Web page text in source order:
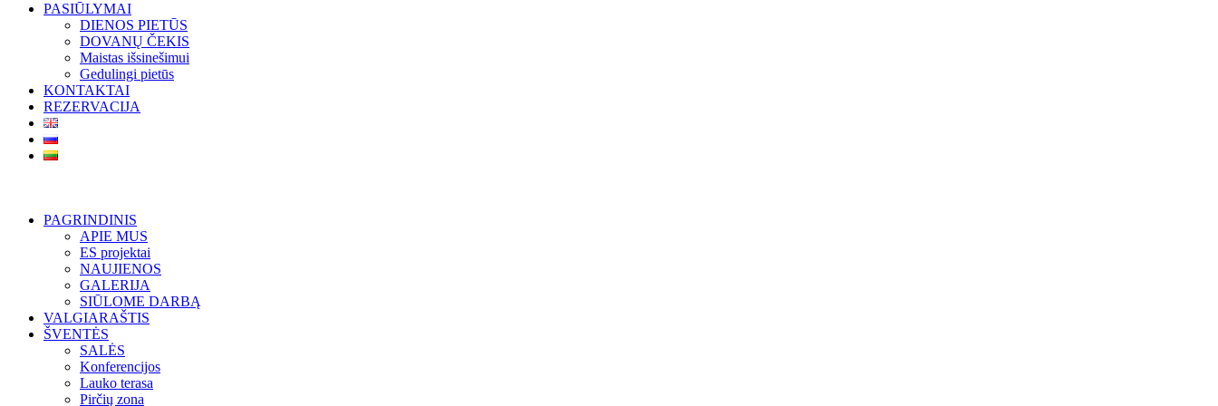
PASIŪLYMAI
DIENOS PIETŪS
DOVANŲ ČEKIS
Maistas išsinešimui
Gedulingi pietūs
KONTAKTAI
REZERVACIJA
PAGRINDINIS
APIE MUS
ES projektai
NAUJIENOS
GALERIJA
SIŪLOME DARBĄ
VALGIARAŠTIS
ŠVENTĖS
SALĖS
Konferencijos
Lauko terasa
Pirčių zona